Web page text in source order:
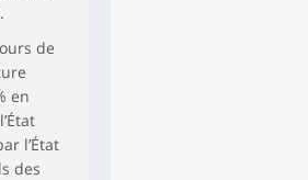
de
en
l’État
des